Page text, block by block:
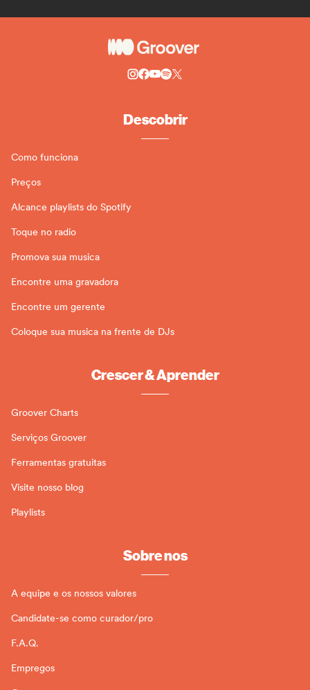
Descobrir
Como funciona
Preços
Alcance playlists do Spotify
Toque no radio
Promova sua musica
Encontre uma gravadora
Encontre um gerente
Coloque sua musica na frente de DJs
Crescer & Aprender
Groover Charts
Serviços Groover
Ferramentas gratuitas
Visite nosso blog
Playlists
Sobre nos
A equipe e os nossos valores
Candidate-se como curador/pro
F.A.Q.
Empregos